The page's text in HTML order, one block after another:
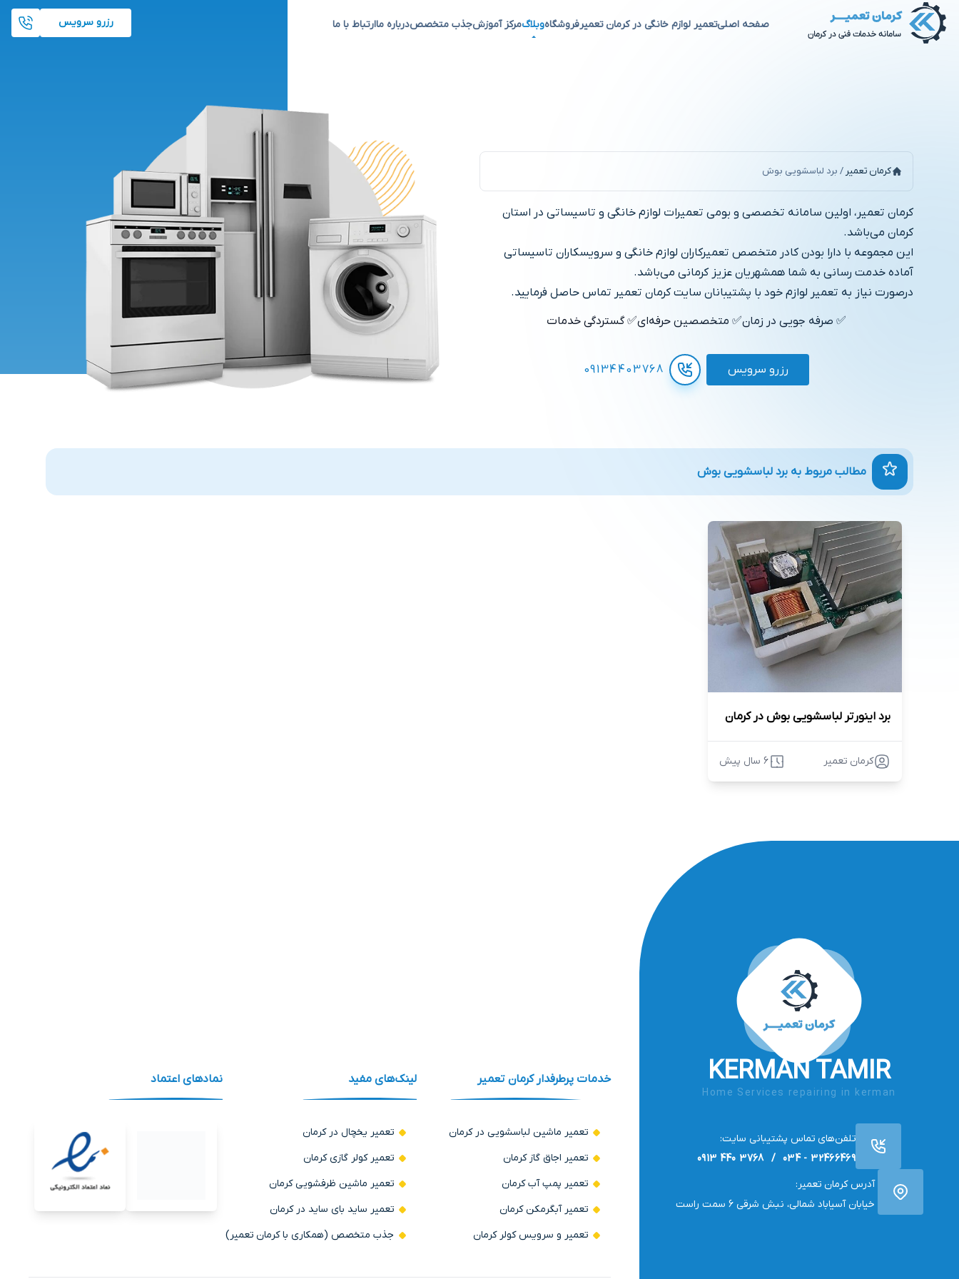
صفحه اصلیتعمیر لوازم خانگی در کرمان تعمیرفروشگاهوبلاگمرکز آموزشجذب متخصصدرباره ماارتباط با ما رزرو سرویس
کرمان تعمیر / برد لباسشویی بوش
کرمان تعمیر، اولین سامانه تخصصی و بومی تعمیرات لوازم خانگی و تاسیساتی در استان
کرمان می‌باشد.
این مجموعه با دارا بودن کادر متخصص تعمیرکاران لوازم خانگی و سرویسکاران تاسیساتی
آماده خدمت رسانی به شما همشهریان عزیز کرمانی می‌باشد.
درصورت نیاز به تعمیر لوازم خود با پشتیبانان سایت کرمان تعمیر تماس حاصل فرمایید.
✅ صرفه جویی در زمان✅ متخصصین حرفه‌ای✅ گستردگی خدمات
رزرو سرویس 09134403768
مطالب مربوط به برد لباسشویی بوش
برد اینورتر لباسشویی بوش در کرمان
کرمان تعمیر 6 سال پیش
KERMAN TAMIR
Home Services repairing in kerman
تلفن‌های تماس پشتیبانی سایت:
32466469 - 034 / 3768 440 0913
آدرس کرمان تعمیر:
خیابان آسیاباد شمالی، نبش شرقی 6 سمت راست
خدمات پرطرفدار کرمان تعمیر
تعمیر ماشین لباسشویی در کرمان
تعمیر اجاق گاز کرمان
تعمیر پمپ آب کرمان
تعمیر آبگرمکن کرمان
تعمیر و سرویس کولر کرمان
لینک‌های مفید
تعمیر یخچال در کرمان
تعمیر کولر گازی کرمان
تعمیر ماشین ظرفشویی کرمان
تعمیر ساید بای ساید در کرمان
جذب متخصص (همکاری با کرمان تعمیر)
نماد‌های اعتماد